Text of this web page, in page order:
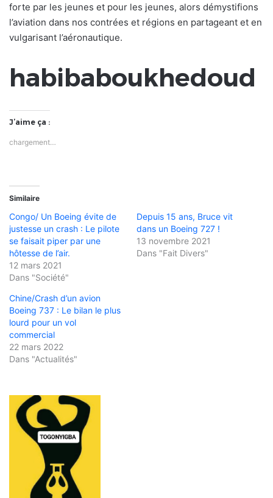
forte par les jeunes et pour les jeunes, alors démystifions
l’aviation dans nos contrées et régions en partageant et en
vulgarisant l’aéronautique.
habibaboukhedoud
J’aime ça :
chargement…
Similaire
Congo/ Un Boeing évite de
justesse un crash : Le pilote
se faisait piper par une
hôtesse de l’air.
12 mars 2021
Dans "Société"
Depuis 15 ans, Bruce vit
dans un Boeing 727 !
13 novembre 2021
Dans "Fait Divers"
Chine/Crash d’un avion
Boeing 737 : Le bilan le plus
lourd pour un vol
commercial
22 mars 2022
Dans "Actualités"